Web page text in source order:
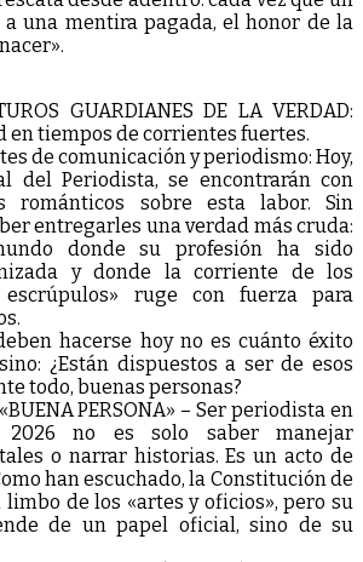
a una mentira pagada, el honor de la
GUARDIANES DE LA VERDAD:
tiempos de corrientes fuertes.
de comunicación y periodismo: Hoy,
del Periodista, se encontrarán con
románticos sobre esta labor. Sin
entregarles una verdad más cruda:
donde su profesión ha sido
y donde la corriente de los
ruge con fuerza para
hacerse hoy no es cuánto éxito
¿Están dispuestos a ser de esos
todo, buenas personas?
PERSONA» – Ser periodista en
no es solo saber manejar
o narrar historias. Es un acto de
han escuchado, la Constitución de
limbo de los «artes y oficios», pero su
de un papel oficial, sino de su